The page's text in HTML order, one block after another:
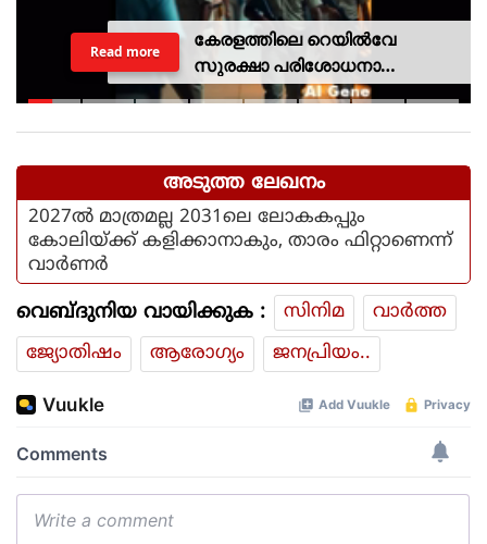
കേരളത്തിലെ റെയില്‍വേ
സുരക്ഷാ പരിശോധനാ
ദൗത്യമായ ഓപ്പറേഷന്‍
Read more
അടുത്ത ലേഖനം
2027ൽ മാത്രമല്ല 2031ലെ ലോകകപ്പും
കോലിയ്ക്ക് കളിക്കാനാകും, താരം ഫിറ്റാണെന്ന്
വാർണർ
വെബ്ദുനിയ വായിക്കുക : സിനിമ
വാര്‍ത്ത
ജ്യോതിഷം
ആരോഗ്യം ജനപ്രിയം..